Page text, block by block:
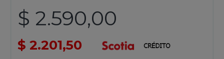
$ 2.590,00
$ 2.201,50